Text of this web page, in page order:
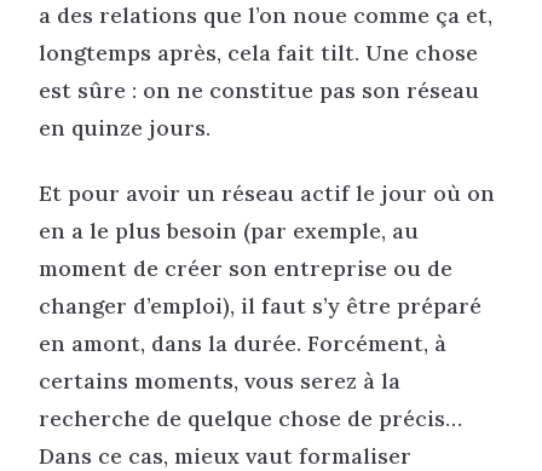
a des relations que l’on noue comme ça et,
longtemps après, cela fait tilt. Une chose
est sûre : on ne constitue pas son réseau
en quinze jours.
Et pour avoir un réseau actif le jour où on
en a le plus besoin (par exemple, au
moment de créer son entreprise ou de
changer d’emploi), il faut s’y être préparé
en amont, dans la durée. Forcément, à
certains moments, vous serez à la
recherche de quelque chose de précis…
Dans ce cas, mieux vaut formaliser